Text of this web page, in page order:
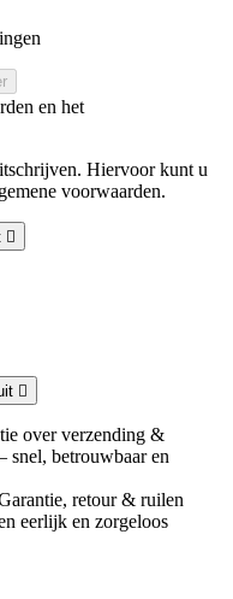
en het
Hiervoor kunt u
voorwaarden.


over verzending &
betrouwbaar en
retour & ruilen
eerlijk en zorgeloos